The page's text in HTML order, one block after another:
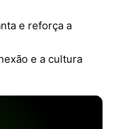
e reforça a
e a cultura